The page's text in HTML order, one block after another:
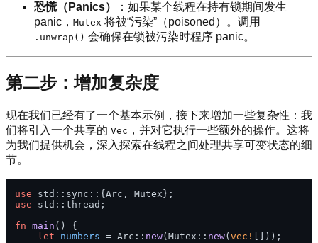
恐慌（Panics）
：如果某个线程在持有锁期间发生
panic， Mutex 将被“污染”（poisoned）。调用
.unwrap() 会确保在锁被污染时程序 panic。
第二步：增加复杂度
现在我们已经有了一个基本示例，接下来增加一些复杂性：我
们将引入一个共享的 Vec ，并对它执行一些额外的操作。这将
为我们提供机会，深入探索在线程之间处理共享可变状态的细
节。
use
use std::thread;
fn main () {
let
numbers = Arc:: new(Mutex:: new( vec!
[]));